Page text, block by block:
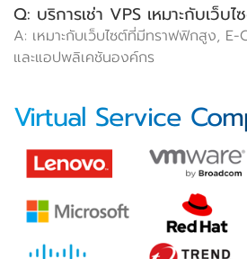
Q: บริการเช่า VPS เหมาะกับเว็บไ
A: เหมาะกับเว็บไซต์ที่มีทราฟฟิกสูง, E-
และแอปพลิเคชันองค์กร
Virtual Service